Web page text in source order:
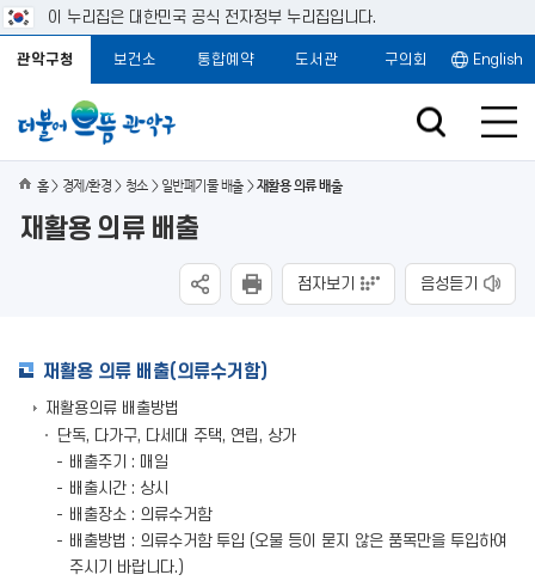
이 누리집은 대한민국 공식 전자정부 누리집입니다.
관악구청 보건소 통합예약 도서관 구의회 English
홈 경제/환경 청소 일반폐기물 배출 재활용 의류 배출
재활용 의류 배출
점자보기 음성듣기
재활용 의류 배출(의류수거함)
재활용의류 배출방법
단독, 다가구, 다세대 주택, 연립, 상가
배출주기 : 매일
배출시간 : 상시
배출장소 : 의류수거함
배출방법 : 의류수거함 투입 (오물 등이 묻지 않은 품목만을 투입하여
주시기 바랍니다.)